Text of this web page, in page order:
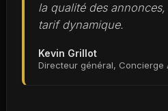
la qualité des
tarif dynamique.
Kevin Grillot
Directeur général, Concierge